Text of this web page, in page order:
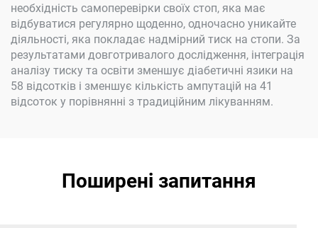
необхідність самоперевірки своїх стоп, яка має
відбуватися регулярно щоденно, одночасно уникайте
діяльності, яка покладає надмірний тиск на стопи. За
результатами довготривалого дослідження, інтеграція
аналізу тиску та освіти зменшує діабетичні язики на
58 відсотків і зменшує кількість ампутацій на 41
відсоток у порівнянні з традиційним лікуванням.
Поширені запитання